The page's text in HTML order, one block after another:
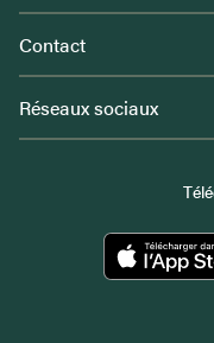
Contact
Réseaux sociaux